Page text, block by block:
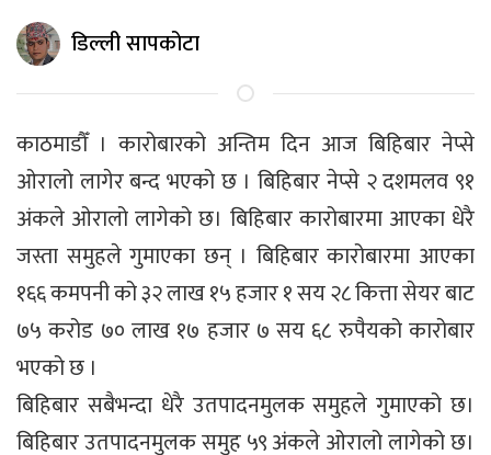
डिल्ली सापकोटा
काठमाडौँ । कारोबारको अन्तिम दिन आज बिहिबार नेप्से
ओरालो लागेर बन्द भएको छ । बिहिबार नेप्से २ दशमलव ९१
अंकले ओरालो लागेको छ। बिहिबार कारोबारमा आएका धेरै
जस्ता समुहले गुमाएका छन् । बिहिबार कारोबारमा आएका
१६६ कमपनी को ३२ लाख १५ हजार १ सय २८ कित्ता सेयर बाट
७५ करोड ७० लाख १७ हजार ७ सय ६८ रुपैयको कारोबार
भएको छ ।
बिहिबार सबैभन्दा धेरै उतपादनमुलक समुहले गुमाएको छ।
बिहिबार उतपादनमुलक समुह ५९ अंकले ओरालो लागेको छ।